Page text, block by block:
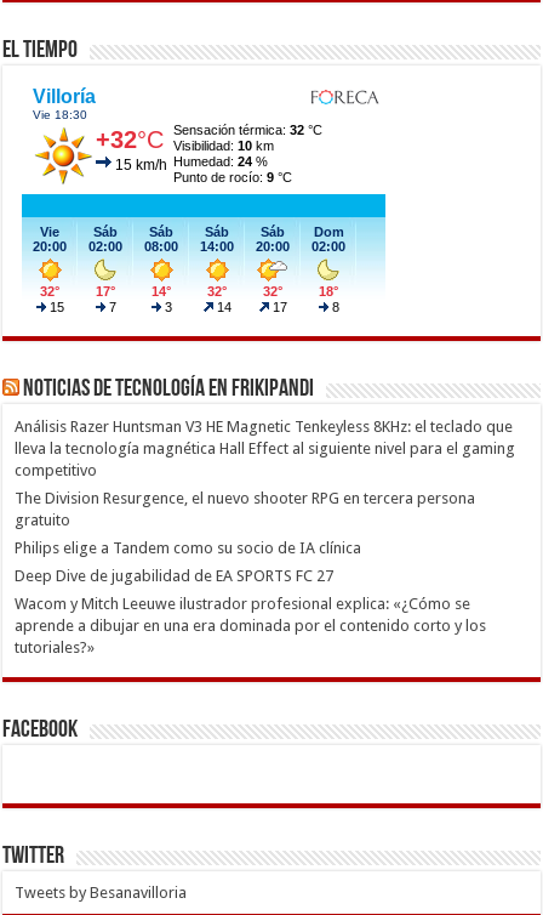
El Tiempo
Noticias de Tecnología en Frikipandi
Análisis Razer Huntsman V3 HE Magnetic Tenkeyless 8KHz: el teclado que
lleva la tecnología magnética Hall Effect al siguiente nivel para el gaming
competitivo
The Division Resurgence, el nuevo shooter RPG en tercera persona
gratuito
Philips elige a Tandem como su socio de IA clínica
Deep Dive de jugabilidad de EA SPORTS FC 27
Wacom y Mitch Leeuwe ilustrador profesional explica: «¿Cómo se
aprende a dibujar en una era dominada por el contenido corto y los
tutoriales?»
Facebook
Twitter
Tweets by Besanavilloria